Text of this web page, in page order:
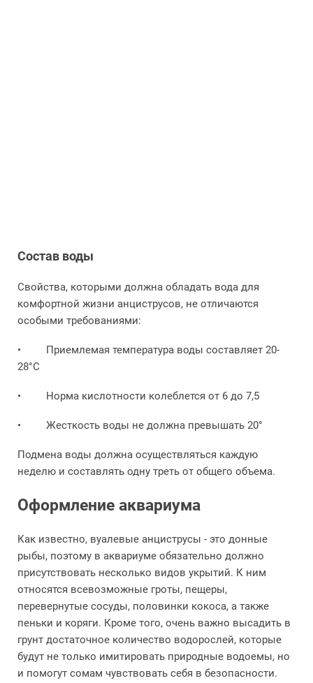
Состав воды
Свойства, которыми должна обладать вода для
комфортной жизни анциструсов, не отличаются
особыми требованиями:
• Приемлемая температура воды составляет 20-
28°С
• Норма кислотности колеблется от 6 до 7,5
• Жесткость воды не должна превышать 20°
Подмена воды должна осуществляться каждую
неделю и составлять одну треть от общего объема.
Оформление аквариума
Как известно, вуалевые анциструсы - это донные
рыбы, поэтому в аквариуме обязательно должно
присутствовать несколько видов укрытий. К ним
относятся всевозможные гроты, пещеры,
перевернутые сосуды, половинки кокоса, а также
пеньки и коряги. Кроме того, очень важно высадить в
грунт достаточное количество водорослей, которые
будут не только имитировать природные водоемы, но
и помогут сомам чувствовать себя в безопасности.